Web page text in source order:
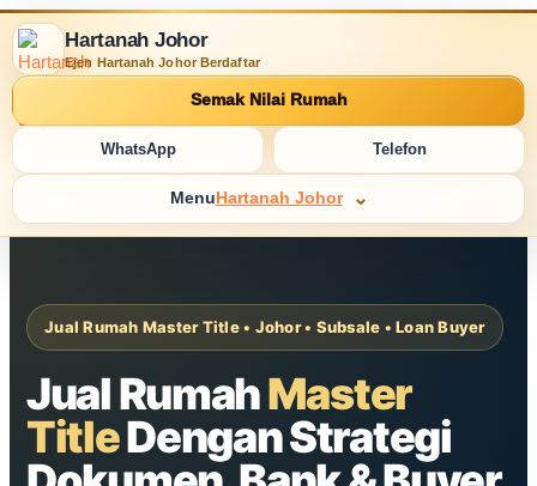
Hartanah Johor
Ejen Hartanah Johor Berdaftar
Semak Nilai Rumah
WhatsApp Telefon
Menu Hartanah Johor
Jual Rumah Master Title • Johor • Subsale • Loan Buyer
Jual RumahMaster
TitleDengan Strategi